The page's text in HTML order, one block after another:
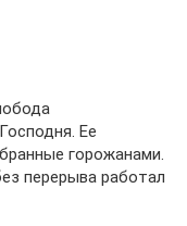
Ее
горожанами.
перерыва работал